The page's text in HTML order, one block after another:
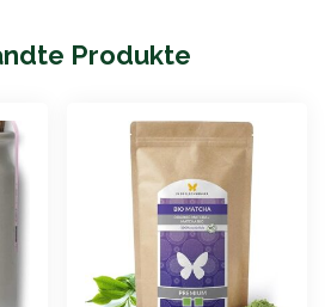
Produkte